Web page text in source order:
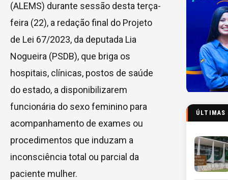
(ALEMS) durante sessão desta terça-
feira (22), a redação final do Projeto
de Lei 67/2023, da deputada Lia
Nogueira (PSDB), que briga os
hospitais, clínicas, postos de saúde
do estado, a disponibilizarem
funcionária do sexo feminino para
acompanhamento de exames ou
procedimentos que induzam a
inconsciência total ou parcial da
paciente mulher.